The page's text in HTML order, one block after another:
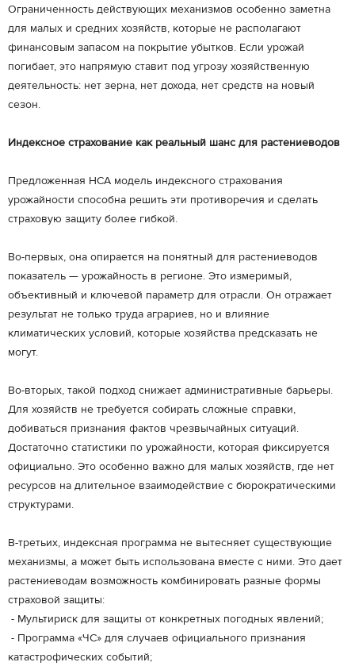
Ограниченность действующих механизмов особенно заметна
для малых и средних хозяйств, которые не располагают
финансовым запасом на покрытие убытков. Если урожай
погибает, это напрямую ставит под угрозу хозяйственную
деятельность: нет зерна, нет дохода, нет средств на новый
сезон.
Индексное страхование как реальный шанс для растениеводов
Предложенная НСА модель индексного страхования
урожайности способна решить эти противоречия и сделать
страховую защиту более гибкой.
Во-первых, она опирается на понятный для растениеводов
показатель — урожайность в регионе. Это измеримый,
объективный и ключевой параметр для отрасли. Он отражает
результат не только труда аграриев, но и влияние
климатических условий, которые хозяйства предсказать не
могут.
Во-вторых, такой подход снижает административные барьеры.
Для хозяйств не требуется собирать сложные справки,
добиваться признания фактов чрезвычайных ситуаций.
Достаточно статистики по урожайности, которая фиксируется
официально. Это особенно важно для малых хозяйств, где нет
ресурсов на длительное взаимодействие с бюрократическими
структурами.
В-третьих, индексная программа не вытесняет существующие
механизмы, а может быть использована вместе с ними. Это дает
растениеводам возможность комбинировать разные формы
страховой защиты:
- Мультириск для защиты от конкретных погодных явлений;
- Программа «ЧС» для случаев официального признания
катастрофических событий;